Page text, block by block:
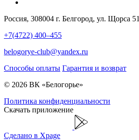
Россия, 308004 г. Белгород, ул. Щорса 51
+7(4722) 400–455
belogorye-club@yandex.ru
Способы оплаты Гарантия и возврат
© 2026 ВК «Белогорье»
Политика конфиденциальности
Скачать приложение
Сделано в Xpage